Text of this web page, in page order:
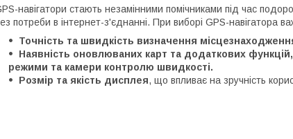
навігатори стають незамінними помічниками під час
потреби в інтернет-з'єднанні. При виборі GPS-навігатора
Точність та швидкість визначення
Наявність оновлюваних карт та додаткових
режими та камери контролю швидкості.
Розмір та якість дисплея, що впливає на зручність